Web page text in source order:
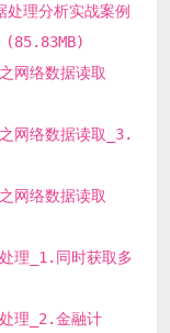
分析实战案例
(85.83MB)
数据读取
数据读取_3.
数据读取
同时获取多
_2.金融计